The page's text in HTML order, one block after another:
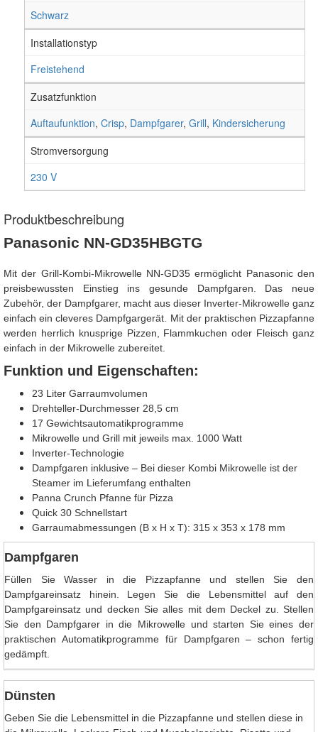
Schwarz
Installationstyp
Freistehend
Zusatzfunktion
Auftaufunktion, Crisp, Dampfgarer, Grill, Kindersicherung
Stromversorgung
230 V
Produktbeschreibung
Panasonic NN-GD35HBGTG
Mit der Grill-Kombi-Mikrowelle NN-GD35 ermöglicht Panasonic den
preisbewussten Einstieg ins gesunde Dampfgaren. Das neue
Zubehör, der Dampfgarer, macht aus dieser Inverter-Mikrowelle ganz
einfach ein cleveres Dampfgargerät. Mit der praktischen Pizzapfanne
werden herrlich knusprige Pizzen, Flammkuchen oder Fleisch ganz
einfach in der Mikrowelle zubereitet.
Funktion und Eigenschaften:
23 Liter Garraumvolumen
Drehteller-Durchmesser 28,5 cm
17 Gewichtsautomatikprogramme
Mikrowelle und Grill mit jeweils max. 1000 Watt
Inverter-Technologie
Dampfgaren inklusive – Bei dieser Kombi Mikrowelle ist der
Steamer im Lieferumfang enthalten
Panna Crunch Pfanne für Pizza
Quick 30 Schnellstart
Garraumabmessungen (B x H x T): 315 x 353 x 178 mm
Dampfgaren
Füllen Sie Wasser in die Pizzapfanne und stellen Sie den
Dampfgareinsatz hinein. Legen Sie die Lebensmittel auf den
Dampfgareinsatz und decken Sie alles mit dem Deckel zu. Stellen
Sie den Dampfgarer in die Mikrowelle und starten Sie eines der
praktischen Automatikprogramme für Dampfgaren – schon fertig
gedämpft.
Dünsten
Geben Sie die Lebensmittel in die Pizzapfanne und stellen diese in